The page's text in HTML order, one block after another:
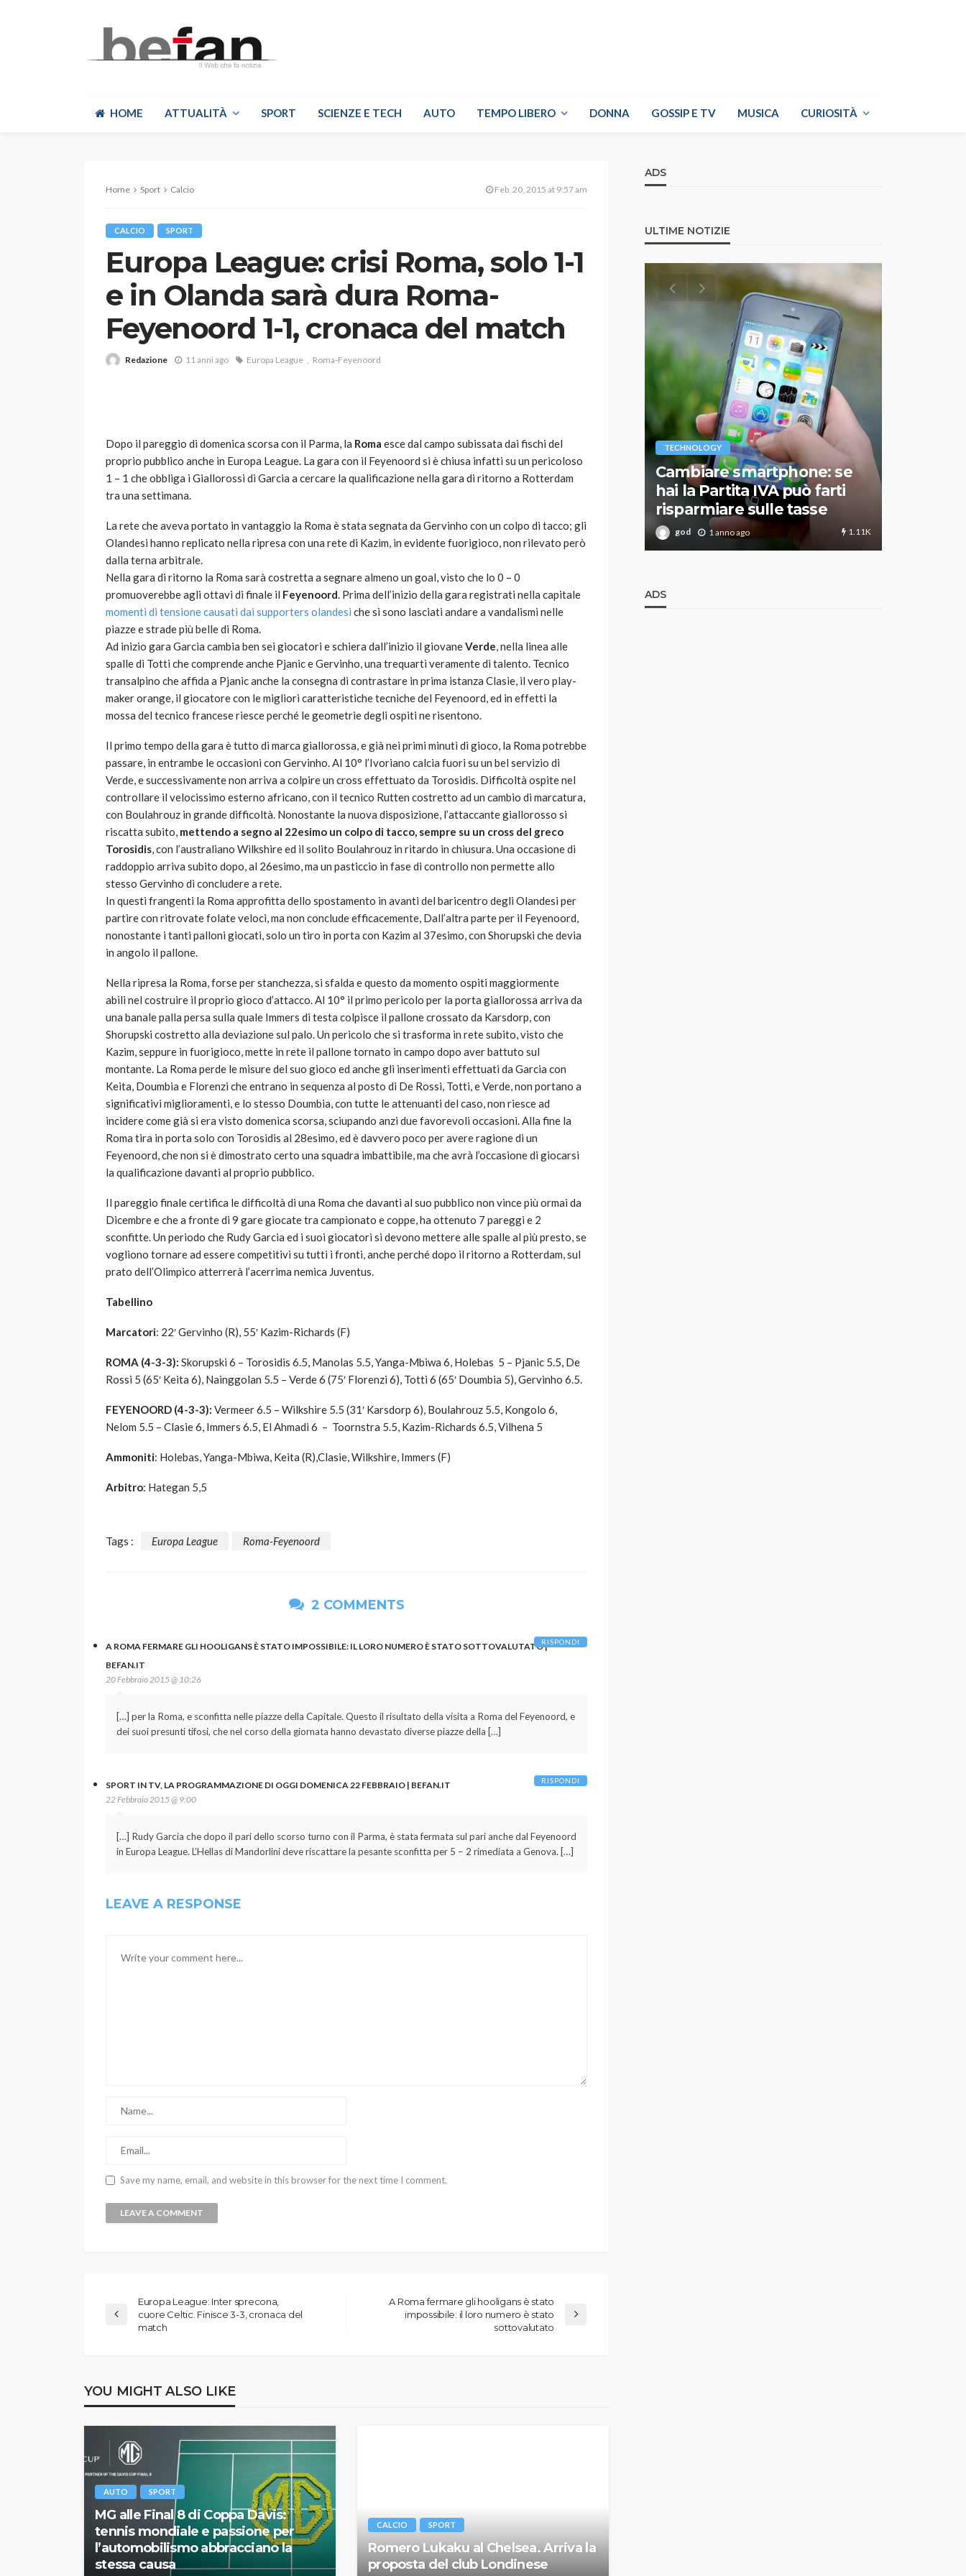
HOME ATTUALITÀ SPORT SCIENZE E TECH AUTO TEMPO LIBERO DONNA GOSSIP E TV MUSICA CURIOSITÀ
Home Sport Calcio Feb. 20, 2015 at 9:57 am
CALCIO SPORT
Europa League: crisi Roma, solo 1-1
e in Olanda sarà dura Roma-
Feyenoord 1-1, cronaca del match
Redazione 11 anni ago Europa League Roma-Feyenoord
Dopo il pareggio di domenica scorsa con il Parma, la Roma esce dal campo subissata dai fischi del
proprio pubblico anche in Europa League. La gara con il Feyenoord si è chiusa infatti su un pericoloso
1 – 1 che obbliga i Giallorossi di Garcia a cercare la qualificazione nella gara di ritorno a Rotterdam
tra una settimana.
La rete che aveva portato in vantaggio la Roma è stata segnata da Gervinho con un colpo di tacco; gli
Olandesi hanno replicato nella ripresa con una rete di Kazim, in evidente fuorigioco, non rilevato però
dalla terna arbitrale.
Nella gara di ritorno la Roma sarà costretta a segnare almeno un goal, visto che lo 0 – 0
promuoverebbe agli ottavi di finale il Feyenoord. Prima dell’inizio della gara registrati nella capitale
momenti di tensione causati dai supporters olandesi che si sono lasciati andare a vandalismi nelle
piazze e strade più belle di Roma.
Ad inizio gara Garcia cambia ben sei giocatori e schiera dall’inizio il giovaneVerde, nella linea alle
spalle di Totti che comprende anche Pjanic e Gervinho, una trequarti veramente di talento. Tecnico
transalpino che affida a Pjanic anche la consegna di contrastare in prima istanza Clasie, il vero play-
maker orange, il giocatore con le migliori caratteristiche tecniche del Feyenoord, ed in effetti la
mossa del tecnico francese riesce perché le geometrie degli ospiti ne risentono.
Il primo tempo della gara è tutto di marca giallorossa, e già nei primi minuti di gioco, la Roma potrebbe
passare, in entrambe le occasioni con Gervinho. Al 10° l’Ivoriano calcia fuori su un bel servizio di
Verde, e successivamente non arriva a colpire un cross effettuato da Torosidis. Difficoltà ospite nel
controllare il velocissimo esterno africano, con il tecnico Rutten costretto ad un cambio di marcatura,
con Boulahrouz in grande difficoltà. Nonostante la nuova disposizione, l’attaccante giallorosso si
riscatta subito, mettendo a segno al 22esimo un colpo di tacco, sempre su un cross del greco
Torosidis, con l’australiano Wilkshire ed il solito Boulahrouz in ritardo in chiusura. Una occasione di
raddoppio arriva subito dopo, al 26esimo, ma un pasticcio in fase di controllo non permette allo
stesso Gervinho di concludere a rete.
In questi frangenti la Roma approfitta dello spostamento in avanti del baricentro degli Olandesi per
partire con ritrovate folate veloci, ma non conclude efficacemente, Dall’altra parte per il Feyenoord,
nonostante i tanti palloni giocati, solo un tiro in porta con Kazim al 37esimo, con Shorupski che devia
in angolo il pallone.
Nella ripresa la Roma, forse per stanchezza, si sfalda e questo da momento ospiti maggiormente
abili nel costruire il proprio gioco d’attacco. Al 10° il primo pericolo per la porta giallorossa arriva da
una banale palla persa sulla quale Immers di testa colpisce il pallone crossato da Karsdorp, con
Shorupski costretto alla deviazione sul palo. Un pericolo che si trasforma in rete subito, visto che
Kazim, seppure in fuorigioco, mette in rete il pallone tornato in campo dopo aver battuto sul
montante. La Roma perde le misure del suo gioco ed anche gli inserimenti effettuati da Garcia con
Keita, Doumbia e Florenzi che entrano in sequenza al posto di De Rossi, Totti, e Verde, non portano a
significativi miglioramenti, e lo stesso Doumbia, con tutte le attenuanti del caso, non riesce ad
incidere come già si era visto domenica scorsa, sciupando anzi due favorevoli occasioni. Alla fine la
Roma tira in porta solo con Torosidis al 28esimo, ed è davvero poco per avere ragione di un
Feyenoord, che non si è dimostrato certo una squadra imbattibile, ma che avrà l’occasione di giocarsi
la qualificazione davanti al proprio pubblico.
Il pareggio finale certifica le difficoltà di una Roma che davanti al suo pubblico non vince più ormai da
Dicembre e che a fronte di 9 gare giocate tra campionato e coppe, ha ottenuto 7 pareggi e 2
sconfitte. Un periodo che Rudy Garcia ed i suoi giocatori si devono mettere alle spalle al più presto, se
vogliono tornare ad essere competitivi su tutti i fronti, anche perché dopo il ritorno a Rotterdam, sul
prato dell’Olimpico atterrerà l’acerrima nemica Juventus.
Tabellino
Marcatori: 22′ Gervinho (R), 55′ Kazim-Richards (F)
ROMA (4-3-3): Skorupski 6 – Torosidis 6.5, Manolas 5.5, Yanga-Mbiwa 6, Holebas 5 – Pjanic 5.5, De
Rossi 5 (65′ Keita 6), Nainggolan 5.5 – Verde 6 (75′ Florenzi 6), Totti 6 (65′ Doumbia 5), Gervinho 6.5.
FEYENOORD (4-3-3): Vermeer 6.5 – Wilkshire 5.5 (31′ Karsdorp 6), Boulahrouz 5.5, Kongolo 6,
Nelom 5.5 – Clasie 6, Immers 6.5, El Ahmadi 6 – Toornstra 5.5, Kazim-Richards 6.5, Vilhena 5
Ammoniti: Holebas, Yanga-Mbiwa, Keita (R),Clasie, Wilkshire, Immers (F)
Arbitro: Hategan 5,5
Tags : Europa League Roma-Feyenoord
2 COMMENTS
A ROMA FERMARE GLI HOOLIGANS È STATO IMPOSSIBILE: IL LORO NUMERO È STATO SOTTOVALUTATO |
BEFAN.IT
20 Febbraio 2015 @ 10:26
[…] per la Roma, e sconfitta nelle piazze della Capitale. Questo il risultato della visita a Roma del Feyenoord, e
dei suoi presunti tifosi, che nel corso della giornata hanno devastato diverse piazze della […]
RISPONDI
SPORT IN TV, LA PROGRAMMAZIONE DI OGGI DOMENICA 22 FEBBRAIO | BEFAN.IT
22 Febbraio 2015 @ 9:00
[…] Rudy Garcia che dopo il pari dello scorso turno con il Parma, è stata fermata sul pari anche dal Feyenoord
in Europa League. L’Hellas di Mandorlini deve riscattare la pesante sconfitta per 5 – 2 rimediata a Genova. […]
RISPONDI
LEAVE A RESPONSE
Save my name, email, and website in this browser for the next time I comment.
Europa League: Inter sprecona,
cuore Celtic. Finisce 3-3, cronaca del
match
A Roma fermare gli hooligans è stato
impossibile: il loro numero è stato
sottovalutato
YOU MIGHT ALSO LIKE
AUTO SPORT
MG alle Final 8 di Coppa Davis:
tennis mondiale e passione per
l’automobilismo abbracciano la
stessa causa
CALCIO SPORT
Romero Lukaku al Chelsea. Arriva la
proposta del club Londinese
ADS
ULTIME NOTIZIE
VARIE
Robot tagliaerba: quale
god 1 anno ago 792
Davis: tennis mondiale e
passione per
l’automobilismo
god 9 mesi ago
TECHNOLOGY
Cambiare smartphone: se
hai la Partita IVA può farti
risparmiare sulle tasse
god 1 anno ago 1.11K
ADS